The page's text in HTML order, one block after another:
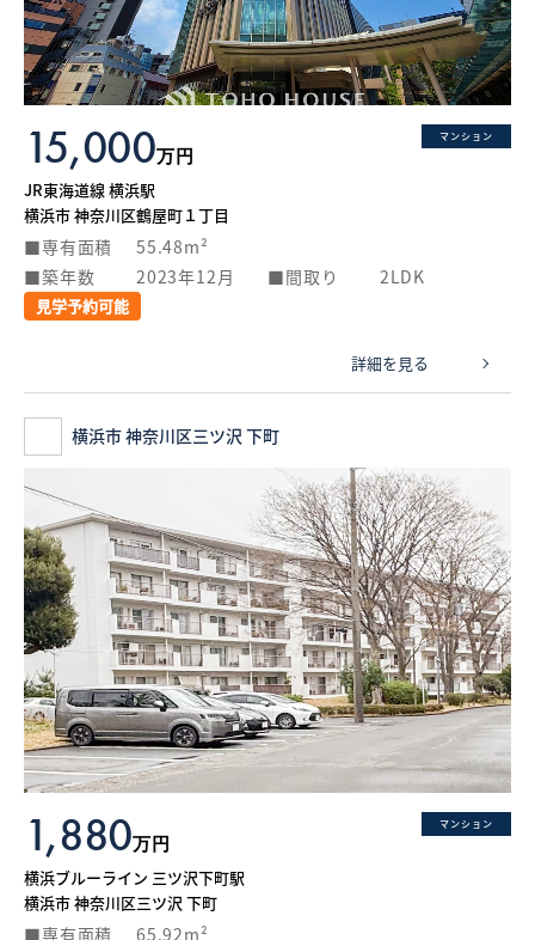
マンション
15,000万円
JR東海道線 横浜駅
横浜市 神奈川区鶴屋町１丁目
専有面積
55.48m²
築年数
2023年12月 間取り 2LDK
見学予約可能
詳細を見る
横浜市 神奈川区三ツ沢 下町
マンション
1,880万円
横浜ブルーライン 三ツ沢下町駅
横浜市 神奈川区三ツ沢 下町
専有面積
65.92m²